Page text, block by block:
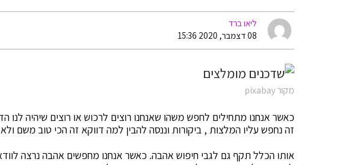
ליאו ברד
08 דצמבר, 2020 15:36
מקור pixabay
כאשר אנחנו מתחילים לחפש משהו שאנחנו רוצים לרכוש או רוצים שיהיה לנו
זה נחפש עליו המלצות , ביקורות וננסה להבין למה דווקא זה הכי טוב משם
אותו הכלל תקף גם לגבי חיפוש אהבה. כאשר אנחנו מחפשים אהבה נרצה